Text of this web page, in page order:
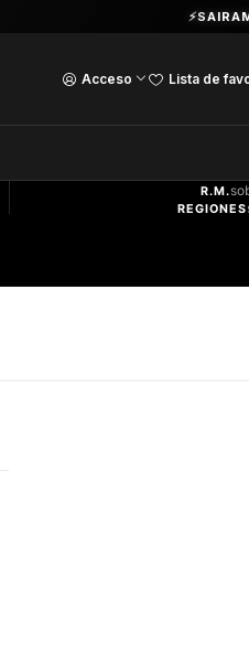
Acceso Lista de
Guardia Vieja 202. Oficina 102.Ver
R.M.
REGIONES